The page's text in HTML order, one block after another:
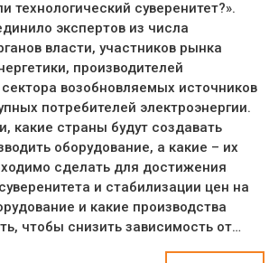
технологический суверенитет?».
экспертов из числа
власти, участников рынка
производителей
возобновляемых источников
потребителей электроэнергии.
какие страны будут создавать
оборудование, а какие – их
сделать для достижения
и стабилизации цен на
и какие производства
чтобы снизить зависимость от…